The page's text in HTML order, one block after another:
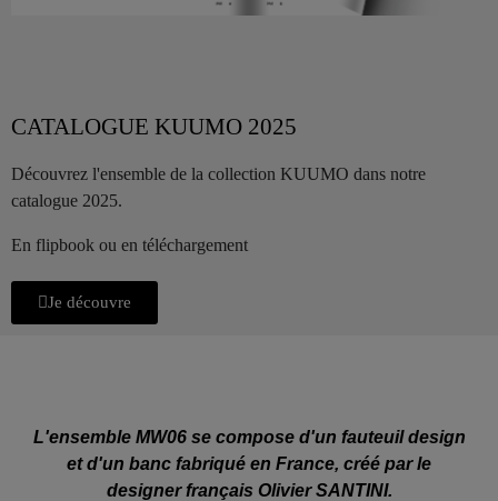
CATALOGUE KUUMO 2025
Découvrez l'ensemble de la collection KUUMO dans notre
catalogue 2025.
En flipbook ou en téléchargement
Je découvre
L'ensemble MW06 se compose d'un fauteuil design
et d'un banc fabriqué en France, créé par le
designer français Olivier SANTINI.